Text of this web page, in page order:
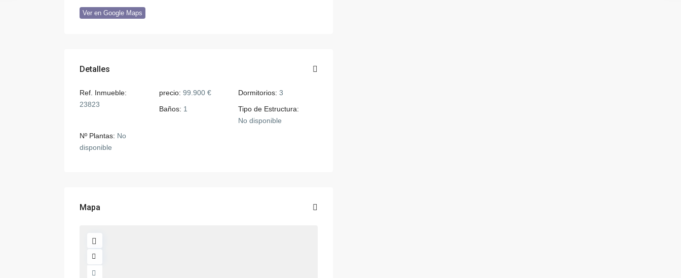
Ver en Google Maps
Detalles
Ref. Inmueble:
23823
precio: 99.900 € Dormitorios: 3
Baños: 1
Tipo de Estructura:
No disponible
Nº Plantas: No
disponible
Mapa